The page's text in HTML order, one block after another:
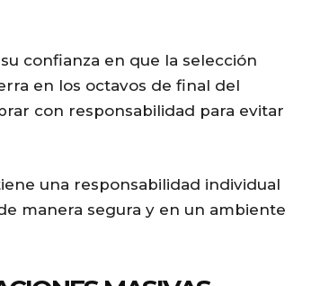
confianza en que la selección
en los octavos de final del
con responsabilidad para evitar
una responsabilidad individual
manera segura y en un ambiente